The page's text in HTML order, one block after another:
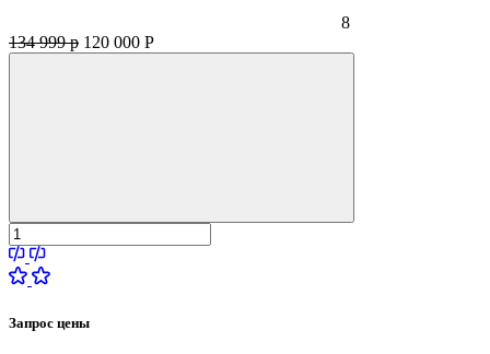
8
134 999 р 120 000 Р
Запрос цены